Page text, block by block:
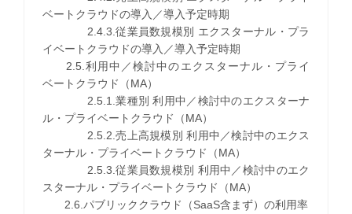
ベートクラウドの導入／導入予定時期
2.4.3.従業員数規模別 エクスターナル・プラ
イベートクラウドの導入／導入予定時期
2.5.利用中／検討中のエクスターナル・プライ
ベートクラウド（MA）
2.5.1.業種別 利用中／検討中のエクスターナ
ル・プライベートクラウド（MA）
2.5.2.売上高規模別 利用中／検討中のエクス
ターナル・プライベートクラウド（MA）
2.5.3.従業員数規模別 利用中／検討中のエク
スターナル・プライベートクラウド（MA）
2.6.パブリッククラウド（SaaS含まず）の利用率